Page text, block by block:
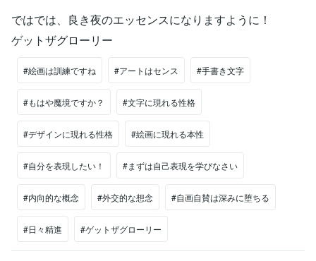
ではでは、良き夜のエッセンスになりますように！
ゲットザグローリー
#絵画は訓練ですね #アートはセンス #手書き文字
#もはや魔境ですか？ #文字に現れる性格
#デザインに現れる性格 #絵画に現れる本性
#自分を表現したい！ #まずは自己表現を学びなさい
#内向的な概念 #外交的な想念 #自画自賛は深みに堕ちる
#日々精進 #ゲットザグローリー